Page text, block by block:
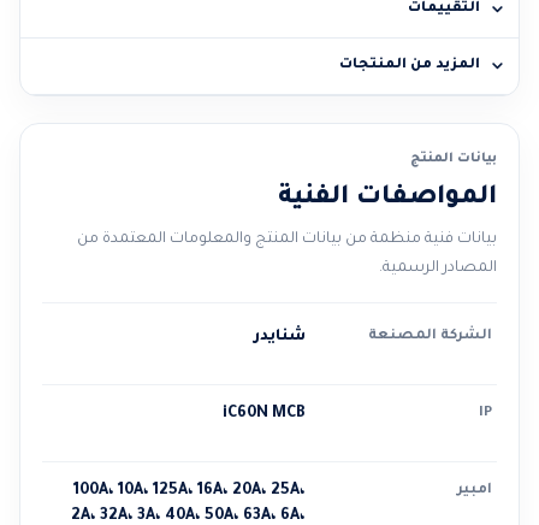
التقييمات
المزيد من المنتجات
بيانات المنتج
المواصفات الفنية
بيانات فنية منظمة من بيانات المنتج والمعلومات المعتمدة من
المصادر الرسمية.
الشركة المصنعة شنايدر
IP
iC60N MCB
امبير
100A، 10A، 125A، 16A، 20A، 25A،
2A، 32A، 3A، 40A، 50A، 63A، 6A،